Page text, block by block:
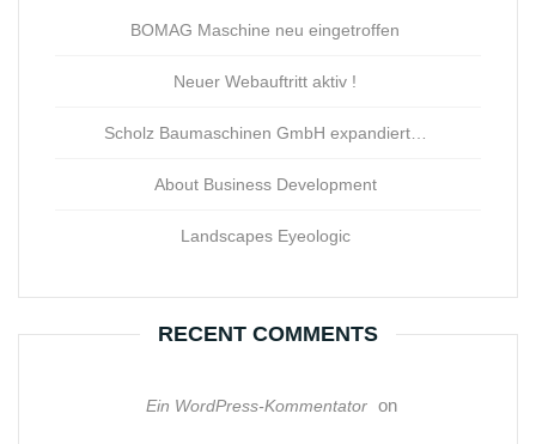
BOMAG Maschine neu eingetroffen
Neuer Webauftritt aktiv !
Scholz Baumaschinen GmbH expandiert…
About Business Development
Landscapes Eyeologic
RECENT COMMENTS
Ein WordPress-Kommentator on